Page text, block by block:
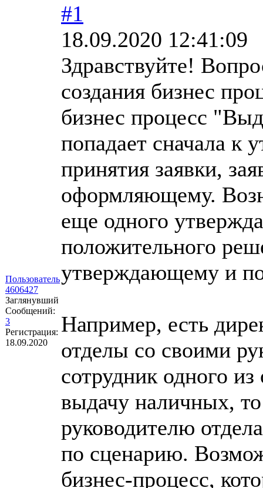
Пользователь
4606427
Заглянувший
Сообщений:
3
Регистрация:
18.09.2020
#1
18.09.2020 12:41:09
Здравствуйте!
создания бизнес
бизнес процесс
попадает сначала к
принятия заявки,
оформляющему.
еще одного
положительного
утверждающему и
Например, есть
отделы со своими
сотрудник одного
выдачу наличных, то
руководителю
по сценарию.
бизнес-процесс,